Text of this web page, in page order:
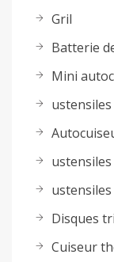
Gril
Batterie
Mini
Disques
Cuiseur